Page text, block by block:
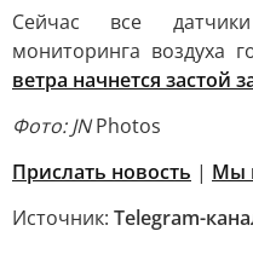
Сейчас все
мониторинга воздуха
ветра начнется застой
Фото: JNPhotos
Прислать новость | Мы
Источник: Telegram-